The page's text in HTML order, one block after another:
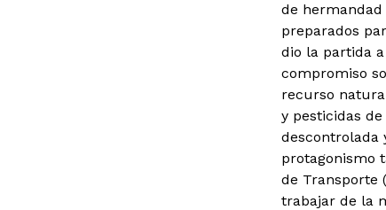
de
preparados
dio la partida
compromiso
recurso
y pesticidas
descontrolada
protagonismo
de Transporte
trabajar de la